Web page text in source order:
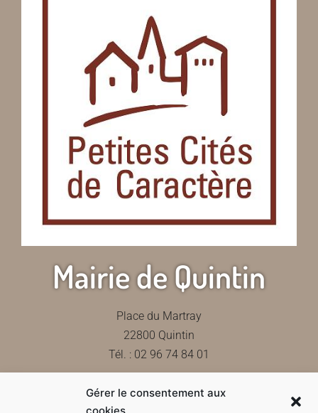
Gérer le consentement aux
Mairie de Quintin
Place du Martray
22800 Quintin
Tél. : 02 96 74 84 01
Contactez-nous